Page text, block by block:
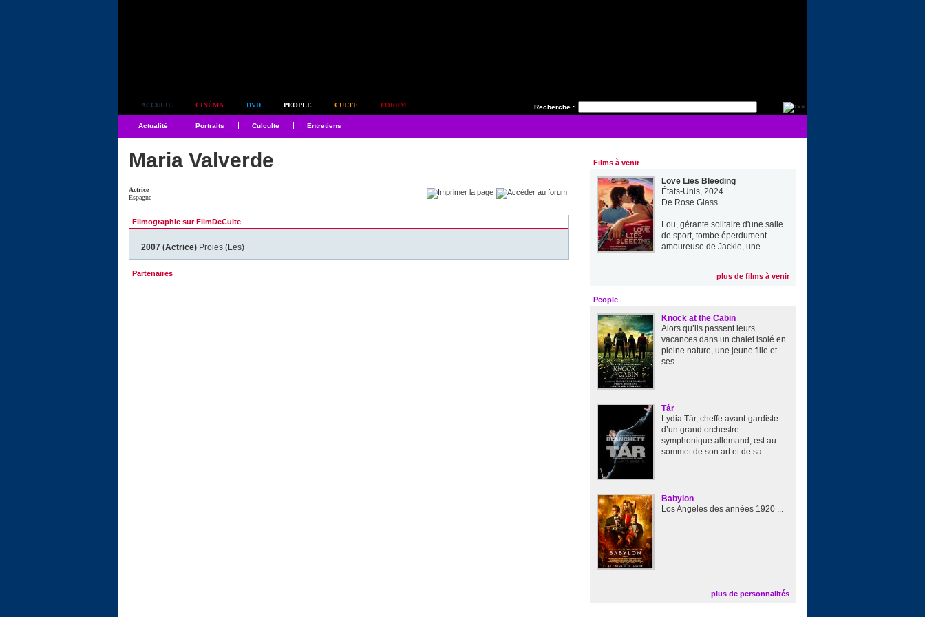
Recherche :
ACCUEIL CINÉMA DVD PEOPLE CULTE FORUM
Actualité Portraits Culculte Entretiens
Maria Valverde
Actrice
Espagne
Filmographie sur FilmDeCulte
2007 (Actrice) Proies (Les)
Partenaires
Films à venir
Love Lies Bleeding
États-Unis, 2024
De Rose Glass
Lou, gérante solitaire d'une salle
de sport, tombe éperdument
amoureuse de Jackie, une ...
plus de films à venir
People
Knock at the Cabin
Alors qu’ils passent leurs
vacances dans un chalet isolé en
pleine nature, une jeune fille et
ses ...
Tár
Lydia Tár, cheffe avant-gardiste
d’un grand orchestre
symphonique allemand, est au
sommet de son art et de sa ...
Babylon
Los Angeles des années 1920 ...
plus de personnalités